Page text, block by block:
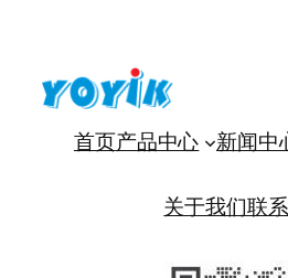
首页产品中心 新闻中
关于我们联